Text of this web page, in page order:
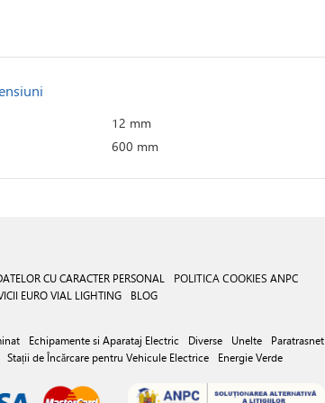
12 mm
600 mm
CU CARACTER PERSONAL POLITICA COOKIES ANPC
EURO VIAL LIGHTING BLOG
Echipamente si Aparataj Electric Diverse Unelte
Paratrasnet
Stații de Încărcare pentru Vehicule Electrice Energie Verde